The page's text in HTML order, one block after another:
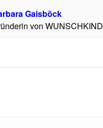
Gaisböck
von WUNSCHKIND